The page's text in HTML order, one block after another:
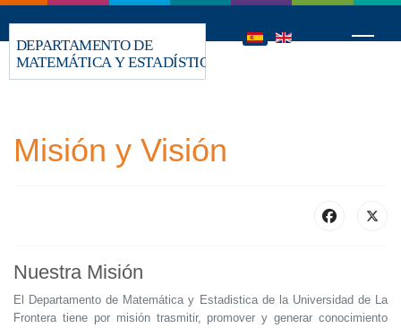
Misión y Visión
Nuestra Misión
El Departamento de Matemática y Estadistica de la Universidad de La
Frontera tiene por misión trasmitir, promover y generar conocimiento